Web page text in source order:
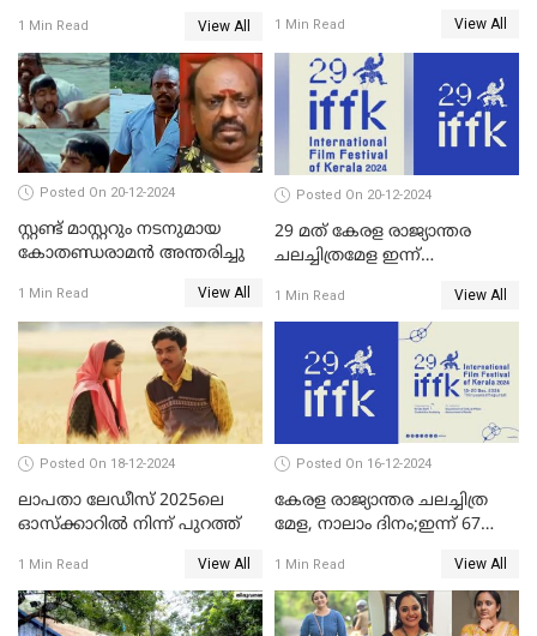
മുകുന്ദൻ ചിത്രം മാർക്കോ
1 Min Read View All
സിനിമ അവാര്‍ഡ്
സംവിധായിക പായല്‍
കപാഡിയയ്ക്ക് സമ്മാനിച്ചു;
ഫെമിനിച്ചി ഫാത്തിമയ്ക്ക്
അഞ്ച് പുരസ്കാരം
1 Min Read View All
Posted On 20-12-2024
സ്റ്റണ്ട് മാസ്റ്ററും നടനുമായ
കോതണ്ഡരാമൻ അന്തരിച്ചു
1 Min Read View All
Posted On 20-12-2024
29 മത് കേരള രാജ്യാന്തര
ചലച്ചിത്രമേള ഇന്ന്
1 Min Read View All
Posted On 18-12-2024
ലാപതാ ലേഡീസ് 2025ലെ
ഓസ്‌ക്കാറില്‍ നിന്ന് പുറത്ത്
1 Min Read View All
Posted On 16-12-2024
കേരള രാജ്യാന്തര ചലച്ചിത്ര
മേള, നാലാം ദിനം;ഇന്ന് 67
1 Min Read View All